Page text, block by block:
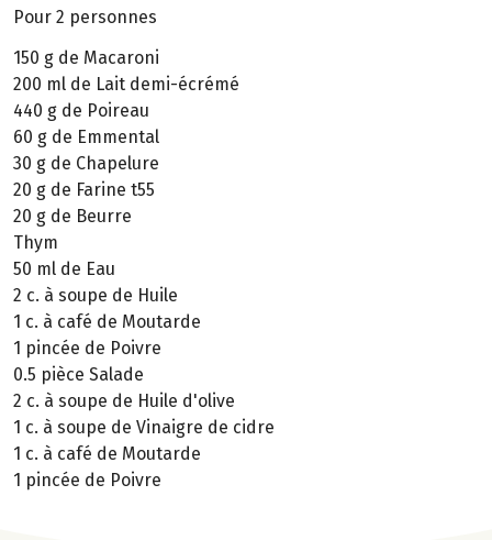
Pour 2 personnes
150 g de Macaroni
200 ml de Lait demi-écrémé
440 g de Poireau
60 g de Emmental
30 g de Chapelure
20 g de Farine t55
20 g de Beurre
Thym
50 ml de Eau
2 c. à soupe de Huile
1 c. à café de Moutarde
1 pincée de Poivre
0.5 pièce Salade
2 c. à soupe de Huile d'olive
1 c. à soupe de Vinaigre de cidre
1 c. à café de Moutarde
1 pincée de Poivre